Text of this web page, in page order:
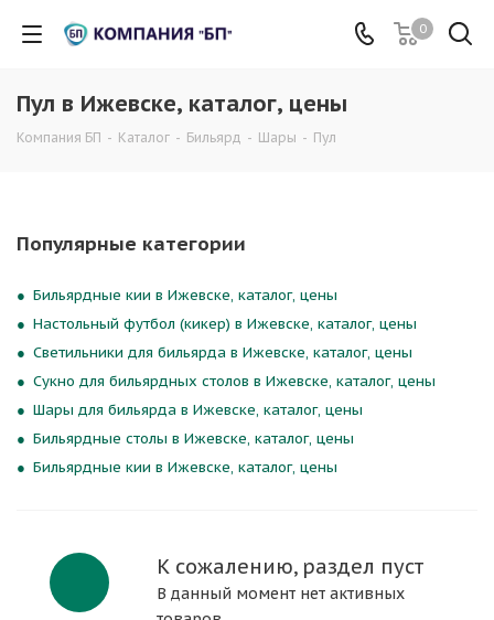
0
Пул в Ижевске, каталог, цены
Компания БП - Каталог - Бильярд - Шары - Пул
Популярные категории
Бильярдные кии в Ижевске, каталог, цены
Настольный футбол (кикер) в Ижевске, каталог, цены
Светильники для бильярда в Ижевске, каталог, цены
Сукно для бильярдных столов в Ижевске, каталог, цены
Шары для бильярда в Ижевске, каталог, цены
Бильярдные столы в Ижевске, каталог, цены
Бильярдные кии в Ижевске, каталог, цены
К сожалению, раздел пуст
В данный момент нет активных